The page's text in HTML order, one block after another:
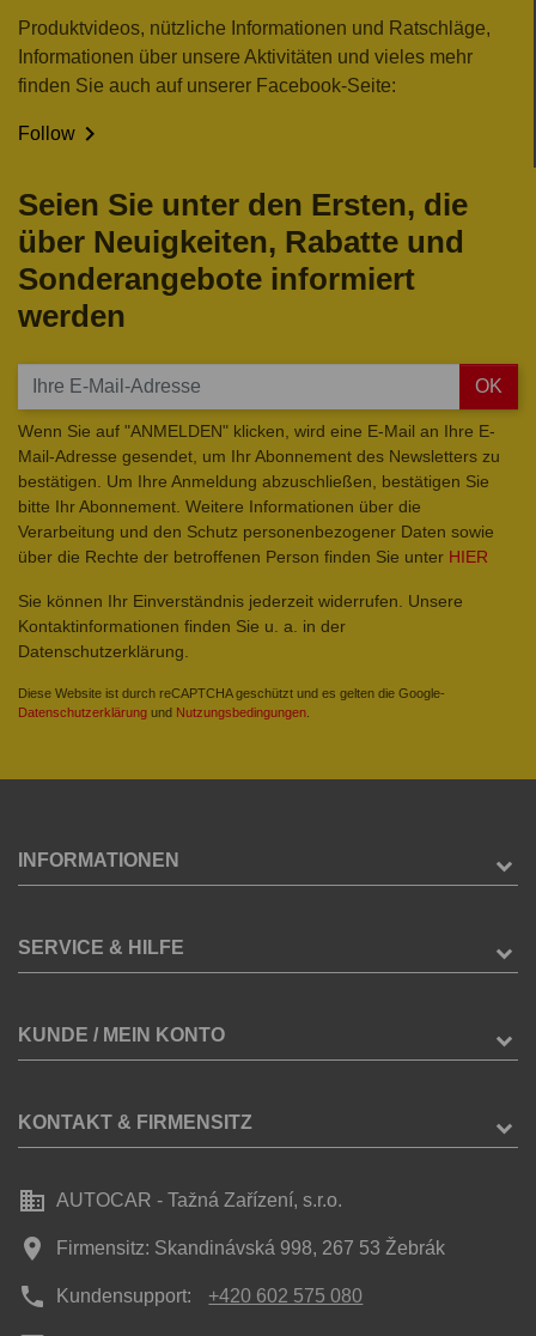
Produktvideos, nützliche Informationen und Ratschläge,
Informationen über unsere Aktivitäten und vieles mehr
finden Sie auch auf unserer Facebook-Seite:
Follow 
Seien Sie unter den Ersten, die
über Neuigkeiten, Rabatte und
Sonderangebote informiert
werden
OK
Wenn Sie auf "ANMELDEN" klicken, wird eine E-Mail an Ihre E-
Mail-Adresse gesendet, um Ihr Abonnement des Newsletters zu
bestätigen. Um Ihre Anmeldung abzuschließen, bestätigen Sie
bitte Ihr Abonnement. Weitere Informationen über die
Verarbeitung und den Schutz personenbezogener Daten sowie
über die Rechte der betroffenen Person finden Sie unter HIER
Sie können Ihr Einverständnis jederzeit widerrufen. Unsere
Kontaktinformationen finden Sie u. a. in der
Datenschutzerklärung.
Diese Website ist durch reCAPTCHA geschützt und es gelten die Google-
Datenschutzerklärung und Nutzungsbedingungen
INFORMATIONEN
SERVICE & HILFE
KUNDE / MEIN KONTO
KONTAKT & FIRMENSITZ
business AUTOCAR - Tažná Zařízení, s.r.o.
place Firmensitz: Skandinávská 998, 267 53 Žebrák
phone Kundensupport: +420 602 575 080